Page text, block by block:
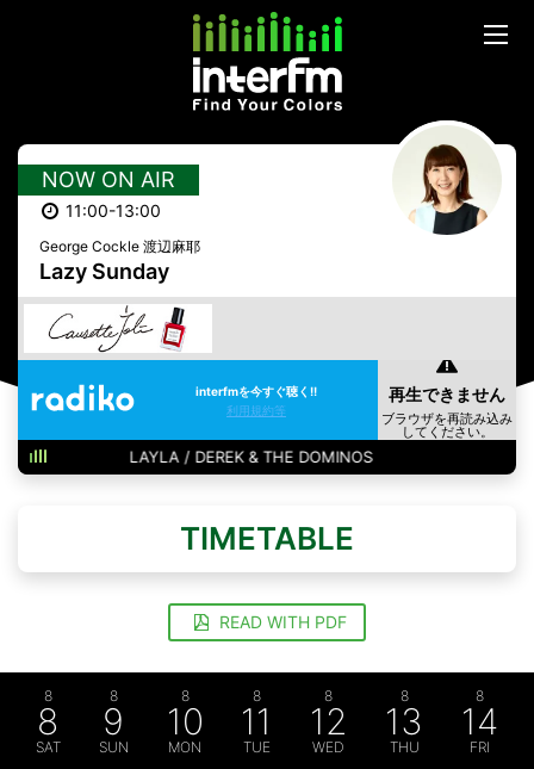
NOW ON AIR
11:00-13:00
George Cockle 渡辺麻耶
Lazy Sunday
interfmを今すぐ聴く!!
利用規約等
LAYLA / DEREK & THE DOMINOS
TIMETABLE
READ WITH PDF
8
8
SAT
8
9
SUN
8
10
MON
8
11
TUE
8
12
WED
8
13
THU
8
14
FRI